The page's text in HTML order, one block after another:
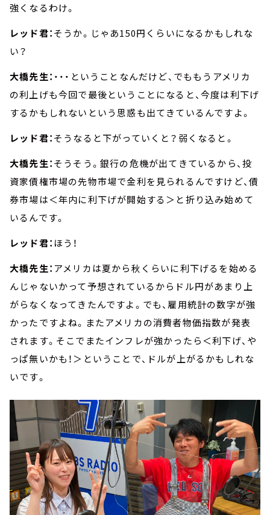
強くなるわけ。
レッド君：そうか。じゃあ150円くらいになるかもしれな
い？
大橋先生： ・・・ということなんだけど、でももうアメリカ
の利上げも今回で最後ということになると、今度は利下げ
するかもしれないという思惑も出てきているんですよ。
レッド君：そうなると下がっていくと？弱くなると。
大橋先生：そうそう。銀行の危機が出てきているから、投
資家債権市場の先物市場で金利を見られるんですけど、債
券市場は＜年内に利下げが開始する＞と折り込み始めて
いるんです。
レッド君：ほう！
大橋先生： アメリカは夏から秋くらいに利下げるを始める
んじゃないかって予想されているからドル円があまり上
がらなくなってきたんですよ。でも、雇用統計の数字が強
かったですよね。またアメリカの消費者物価指数が発表
されます。そこでまたインフレが強かったら＜利下げ、や
っぱ無いかも！＞ということで、ドルが上がるかもしれな
いです。